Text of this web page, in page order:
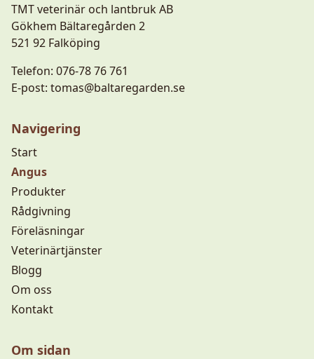
TMT veterinär och lantbruk AB
Gökhem Bältaregården 2
521 92 Falköping
Telefon: 076-78 76 761
E-post: tomas@baltaregarden.se
Navigering
Start
Angus
Produkter
Rådgivning
Föreläsningar
Veterinärtjänster
Blogg
Om oss
Kontakt
Om sidan